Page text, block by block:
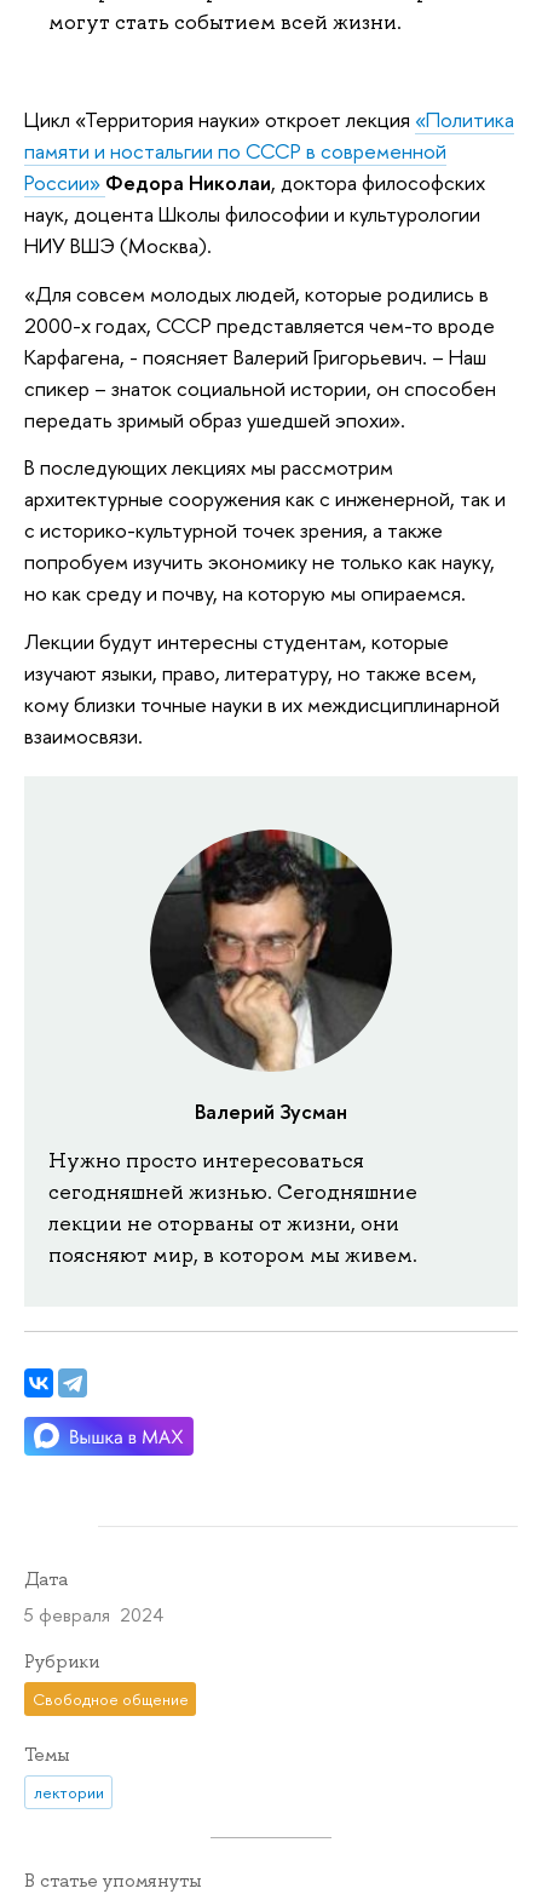
могут стать событием всей жизни.
Цикл «Территория науки» откроет лекция «Политика
памяти и ностальгии по СССР в современной
России» Федора Николаи, доктора философских
наук, доцента Школы философии и культурологии
НИУ ВШЭ (Москва).
«Для совсем молодых людей, которые родились в
2000-х годах, СССР представляется чем-то вроде
Карфагена, - поясняет Валерий Григорьевич. – Наш
спикер – знаток социальной истории, он способен
передать зримый образ ушедшей эпохи».
В последующих лекциях мы рассмотрим
архитектурные сооружения как с инженерной, так и
с историко-культурной точек зрения, а также
попробуем изучить экономику не только как науку,
но как среду и почву, на которую мы опираемся.
Лекции будут интересны студентам, которые
изучают языки, право, литературу, но также всем,
кому близки точные науки в их междисциплинарной
взаимосвязи.
Валерий Зусман
Нужно просто интересоваться
сегодняшней жизнью. Сегодняшние
лекции не оторваны от жизни, они
поясняют мир, в котором мы живем.
Дата
5 февраля 2024
Рубрики
Свободное общение
Темы
лектории
В статье упомянуты